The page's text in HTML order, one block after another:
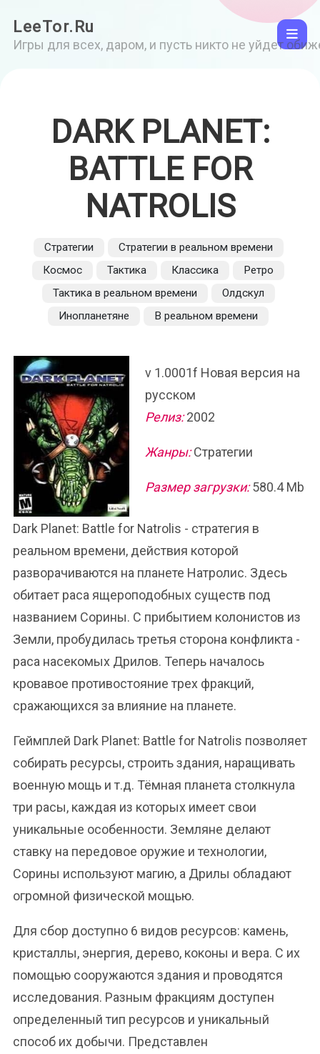
LeeTor.Ru
Игры для всех, даром, и пусть никто не уйдет
DARK PLANET:
BATTLE FOR
NATROLIS
Стратегии
Стратегии в реальном времени
Космос
Тактика Классика
Ретро
Тактика в реальном времени
Олдскул
Инопланетяне
В реальном времени
v 1.0001f Новая версия на
русском
Релиз:2002
Жанры:Стратегии
Размер загрузки:580.4 Mb
Dark Planet: Battle for Natrolis - стратегия в
реальном времени, действия которой
разворачиваются на планете Натролис. Здесь
обитает раса ящероподобных существ под
названием Сорины. С прибытием колонистов из
Земли, пробудилась третья сторона конфликта -
раса насекомых Дрилов. Теперь началось
кровавое противостояние трех фракций,
сражающихся за влияние на планете.
Геймплей Dark Planet: Battle for Natrolis позволяет
собирать ресурсы, строить здания, наращивать
военную мощь и т.д. Тёмная планета столкнула
три расы, каждая из которых имеет свои
уникальные особенности. Земляне делают
ставку на передовое оружие и технологии,
Сорины используют магию, а Дрилы обладают
огромной физической мощью.
Для сбор доступно 6 видов ресурсов: камень,
кристаллы, энергия, дерево, коконы и вера. С их
помощью сооружаются здания и проводятся
исследования. Разным фракциям доступен
определенный тип ресурсов и уникальный
способ их добычи. Представлен